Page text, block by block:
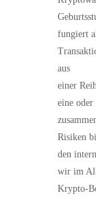
fungiert
aus
einer
eine oder
Risiken
den
wir im
Krypto-